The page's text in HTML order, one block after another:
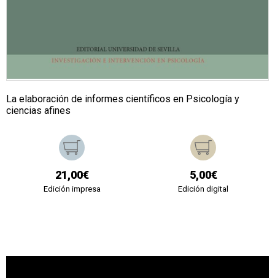
La elaboración de informes científicos en Psicología y
ciencias afines
21,00€
Edición impresa
5,00€
Edición digital